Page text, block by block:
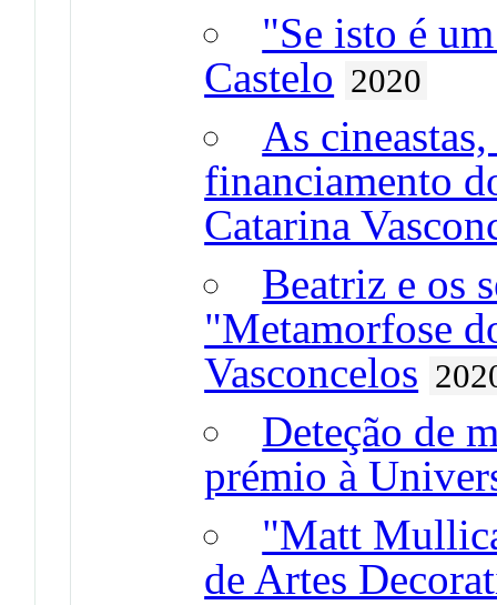
"Se isto é
Castelo 2020
As
financiamento
Catarina
Beatriz e os
"Metamorfose
Vasconcelos
Deteção de
prémio à
"Matt
de Artes